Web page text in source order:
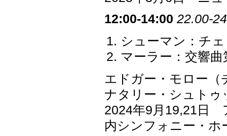
12:00-14:00 22.00-
シューマン：チ
マーラー：交響
エドガー・モロー（
ナタリー・シュトゥ
2024年9月19,21日
内シンフォニー・ホ